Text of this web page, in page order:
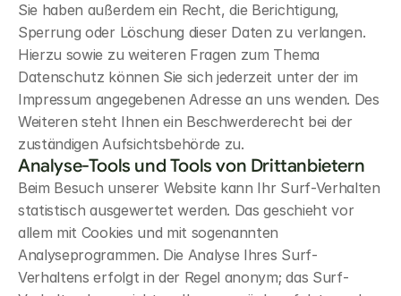
Sie haben außerdem ein Recht, die Berichtigung,
Sperrung oder Löschung dieser Daten zu verlangen.
Hierzu sowie zu weiteren Fragen zum Thema
Datenschutz können Sie sich jederzeit unter der im
Impressum angegebenen Adresse an uns wenden. Des
Weiteren steht Ihnen ein Beschwerderecht bei der
zuständigen Aufsichtsbehörde zu.
Analyse-Tools und Tools von Drittanbietern
Beim Besuch unserer Website kann Ihr Surf-Verhalten
statistisch ausgewertet werden. Das geschieht vor
allem mit Cookies und mit sogenannten
Analyseprogrammen. Die Analyse Ihres Surf-
Verhaltens erfolgt in der Regel anonym; das Surf-